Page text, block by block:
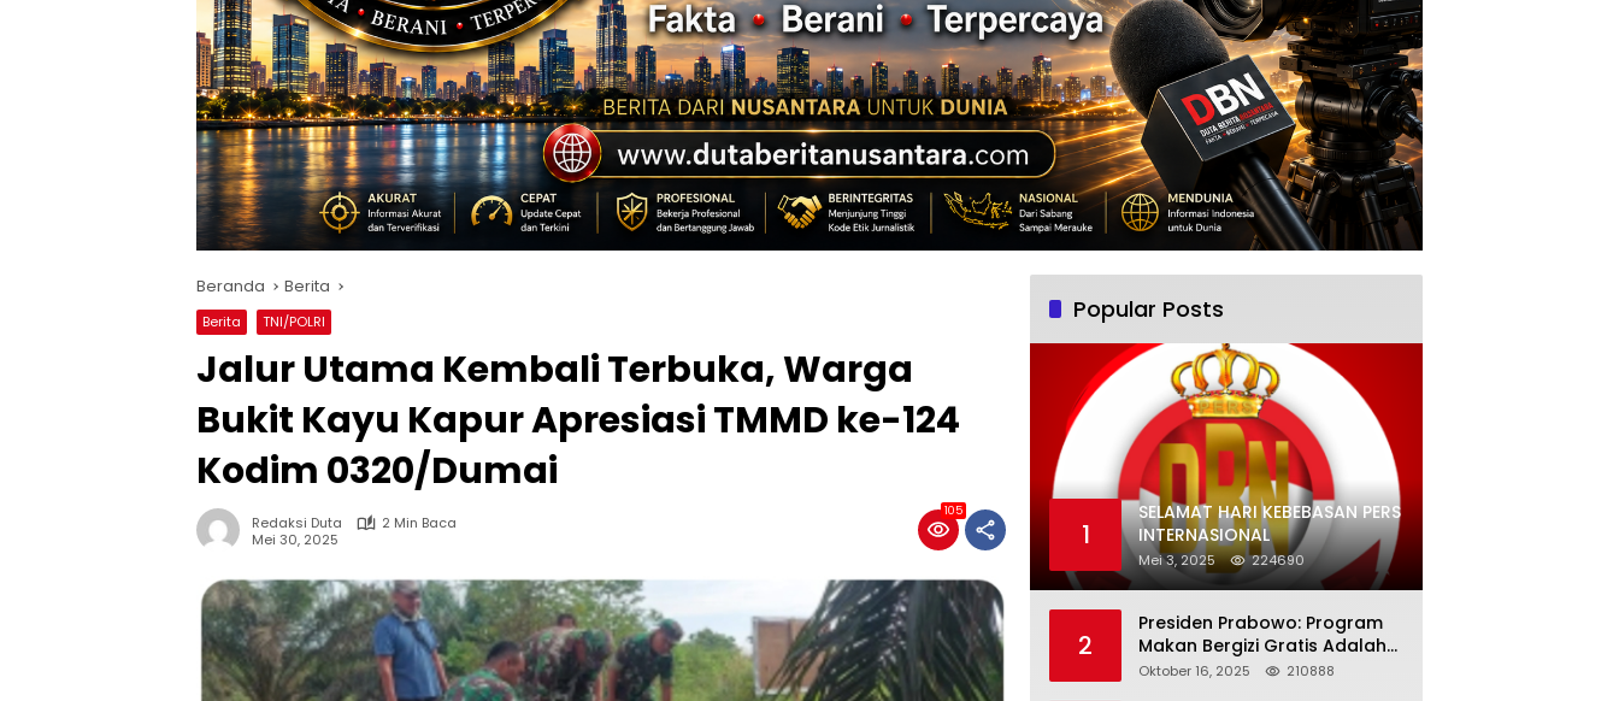
Beranda Berita
Berita TNI/POLRI
Jalur Utama Kembali Terbuka, Warga
Bukit Kayu Kapur Apresiasi TMMD ke-124
Kodim 0320/Dumai
Redaksi Duta
2 Min Baca
Mei 30, 2025
105
Popular Posts
1
SELAMAT HARI KEBEBASAN PERS
INTERNASIONAL
Mei 3, 2025 224690
2
Presiden Prabowo: Program
Makan Bergizi Gratis Adalah
Investasi untuk Masa Depan
Oktober 16, 2025 210888